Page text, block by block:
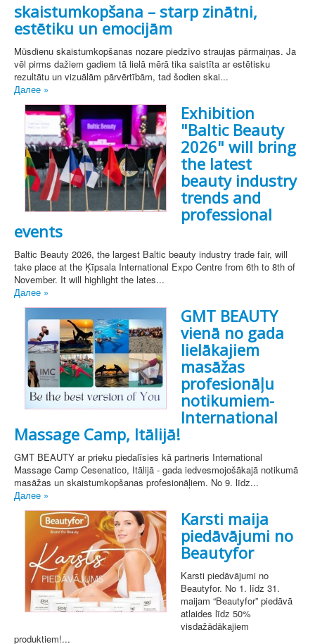
skaistumkopšana – starp zinātni,
estētiku un emocijām
Mūsdienu skaistumkopšanas nozare piedzīvo straujas pārmaiņas. Ja
vēl pirms dažiem gadiem tā lielā mērā tika saistīta ar estētisku
rezultātu un vizuālām pārvērtībām, tad šodien skai...
Далее »
Exhibition
"Baltic Beauty
2026" will bring
the latest
beauty industry
trends and
professional
events
Baltic Beauty 2026, the largest Baltic beauty industry trade fair, will
take place at the Ķīpsala International Expo Centre from 6th to 8th of
November. It will highlight the lates...
Далее »
GMT BEAUTY
vienā no gada
lielākajiem
masāžas
profesionāļu
notikumiem-
International
Massage Camp, Itālijā!
GMT BEAUTY ar prieku piedalīsies kā partneris International
Massage Camp Cesenatico, Itālijā - gada iedvesmojošākajā notikumā
masāžas un skaistumkopšanas profesionāļiem. No 9. līdz...
Далее »
Karsti maija
piedāvājumi no
Beautyfor
Karsti piedāvājumi no
Beautyfor. No 1. līdz 31.
maijam “Beautyfor” piedāvā
atlaides līdz 50%
visdažādākajiem
produktiem!...